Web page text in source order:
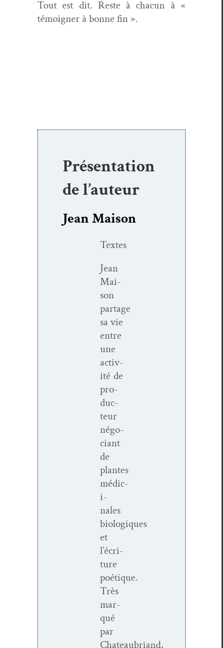
Tout est dit. Reste à cha­cun à «
témoign­er à bonne fin ».
Présentation
de l’auteur
Jean Maison
Textes
Jean
Mai­
son
partage
sa vie
entre
une
activ­
ité de
pro­
duc­
teur
négo­
ciant
de
plantes
médic­
i­
nales
biologiques
et
l’écri­
t­ure
poétique.
Très
mar­
qué
par
Chateaubriand,